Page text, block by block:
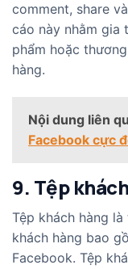
comment, share
cáo này nhằm gia
phẩm hoặc
hàng.
Nội dung liên
Facebook cực
9. Tệp
Tệp khách hàng
khách hàng bao
Facebook. Tệp